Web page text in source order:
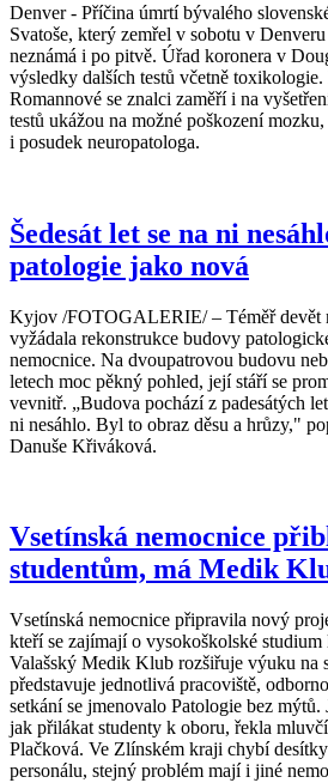
Denver - Příčina úmrtí bývalého
Svatoše, který zemřel v sobotu v
neznámá i po pitvě. Úřad koronera v
výsledky dalších testů včetně
Romannové se znalci zaměří i na
testů ukážou na možné poškození
i posudek neuropatologa.
Šedesát let se na ni
patologie jako nová
Kyjov /FOTOGALERIE/ – Téměř devět
vyžádala rekonstrukce budovy
nemocnice. Na dvoupatrovou budovu
letech moc pěkný pohled, její stáří se
vevnitř. „Budova pochází z padesátých
ni nesáhlo. Byl to obraz děsu a hrůzy,"
Danuše Křiváková.
Vsetínská nemocnice
studentům, má Medik
Vsetínská nemocnice připravila nový
kteří se zajímají o vysokoškolské studium
Valašský Medik Klub rozšiřuje výuku na
představuje jednotlivá pracoviště,
setkání se jmenovalo Patologie bez mýtů.
jak přilákat studenty k oboru, řekla
Plačková. Ve Zlínském kraji chybí
personálu, stejný problém mají i jiné